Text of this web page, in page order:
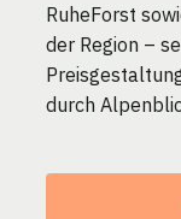
RuheForst
der Region –
durch